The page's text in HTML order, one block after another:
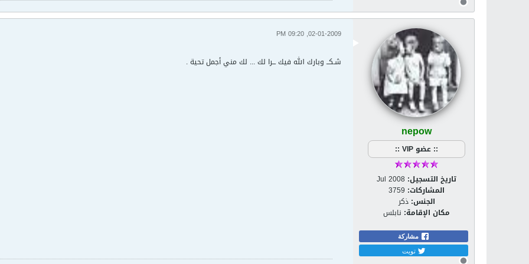
nepow
:: عضو VIP ::
تاريخ التسجيل: Jul 2008
المشاركات: 3759
الجنس: ذكر
مكان الإقامة: نابلس
مشاركة
تويت
02-01-2009, 09:20 PM
شـكــ وبارك الله فيك ـــرا لك ... لك مني أجمل تحية .